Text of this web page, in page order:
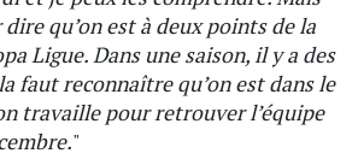
dire qu’on est à deux points de la
Ligue. Dans une saison, il y a des
faut reconnaître qu’on est dans le
travaille pour retrouver l’équipe
"